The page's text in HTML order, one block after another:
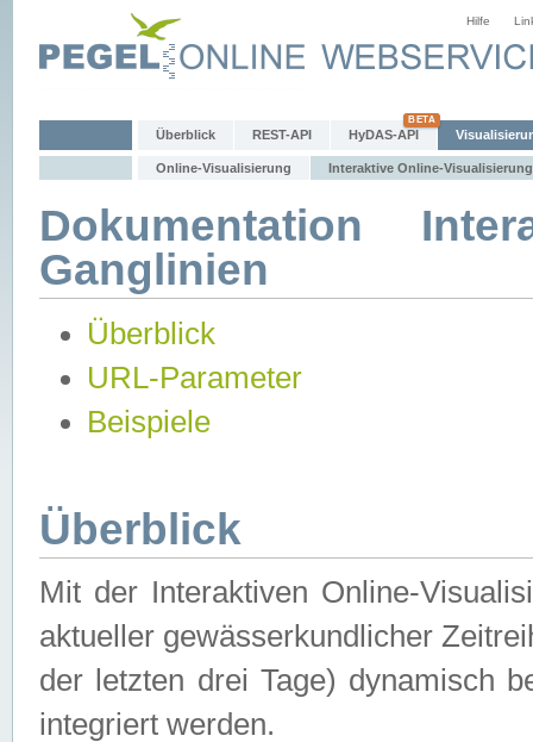
Hilfe
Überblick REST-API HyDAS-API
Online-Visualisierung Interaktive Online-Visualisierung
Dokumentation
Ganglinien
Überblick
URL-Parameter
Beispiele
Überblick
Mit der Interaktiven Online-
aktueller gewässerkundlicher
der letzten drei Tage) dynamisch
integriert werden.